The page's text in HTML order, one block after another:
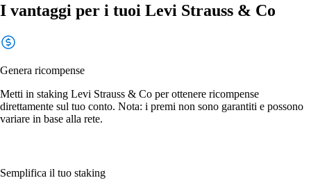
I vantaggi per i tuoi Levi Strauss & Co
Genera ricompense
Metti in staking Levi Strauss & Co per ottenere ricompense
direttamente sul tuo conto. Nota: i premi non sono garantiti e possono
variare in base alla rete.
Semplifica il tuo staking